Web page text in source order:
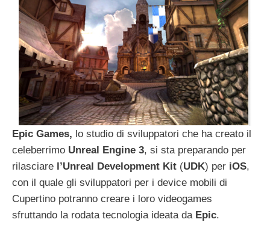
Epic Games, lo studio di sviluppatori che ha creato il
celeberrimo Unreal Engine 3, si sta preparando per
rilasciare l’Unreal Development Kit (UDK) per iOS,
con il quale gli sviluppatori per i device mobili di
Cupertino potranno creare i loro videogames
sfruttando la rodata tecnologia ideata da Epic.